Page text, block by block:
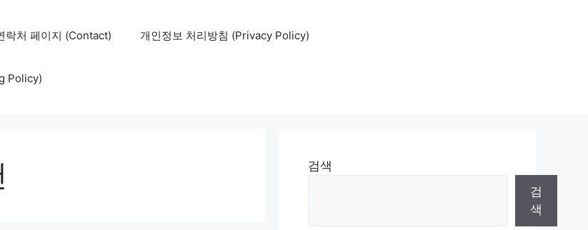
락처 페이지 (Contact) 개인정보 처리방침 (Privacy Policy)
Policy)
검색
검
색